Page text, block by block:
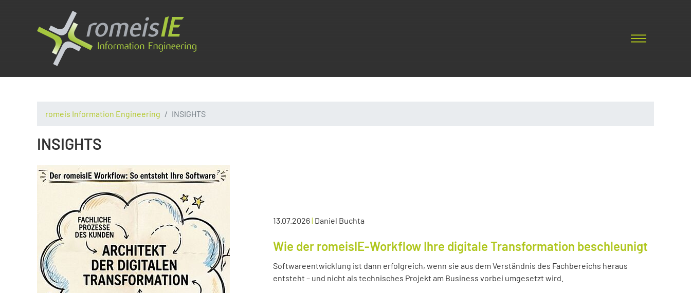
romeis Information Engineering INSIGHTS
INSIGHTS
13.07.2026| Daniel Buchta
Wie der romeisIE-Workflow Ihre digitale Transformation beschleunigt
Softwareentwicklung ist dann erfolgreich, wenn sie aus dem Verständnis des Fachbereichs heraus
entsteht – und nicht als technisches Projekt am Business vorbei umgesetzt wird.